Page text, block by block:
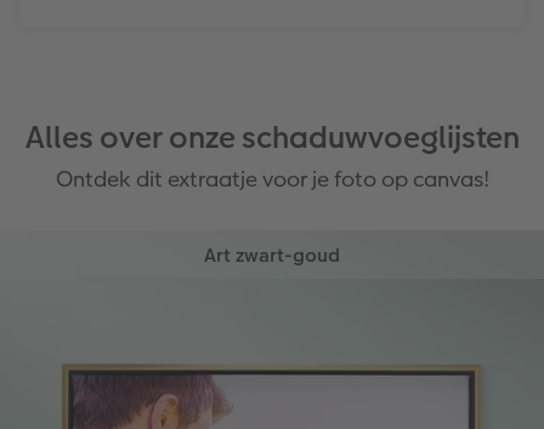
Alles over onze schaduwvoeglijsten
Ontdek dit extraatje voor je foto op canvas!